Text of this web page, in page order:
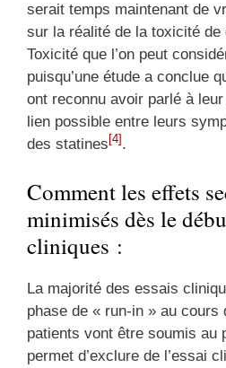
serait temps maintenant de
sur la réalité de la toxicité de
Toxicité que l’on peut
puisqu’une étude a conclue
ont reconnu avoir parlé à
lien possible entre leurs
des statines [4] .
Comment les effets
minimisés dès le
cliniques :
La majorité des essais
phase de « run-in » au cours
patients vont être soumis au
permet d’exclure de l’essai